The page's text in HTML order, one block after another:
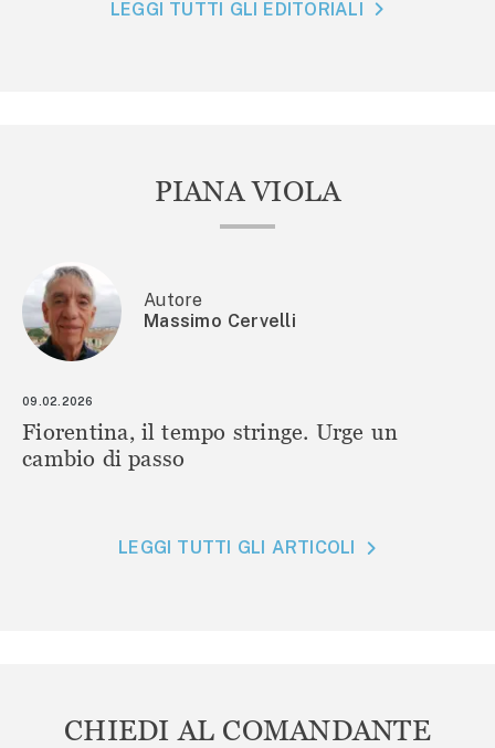
LEGGI TUTTI GLI EDITORIALI
PIANA VIOLA
Autore
Massimo Cervelli
09.02.2026
Fiorentina, il tempo stringe. Urge un
cambio di passo
LEGGI TUTTI GLI ARTICOLI
CHIEDI AL COMANDANTE